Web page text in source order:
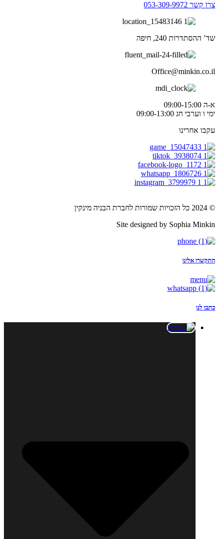
צרו קשר 053-309-9972
שד’ ההסתדרות 240, חיפה
Office@minkin.co.il
א-ה 09:00-15:00
ימי ו וערבי חג 09:00-13:00
עקבו אחרינו
© 2024 כל הזכויות שמורות לחברת הבניה מינקין
Site designed by Sophia Minkin
התקשרו אלינו
כתבו לנו